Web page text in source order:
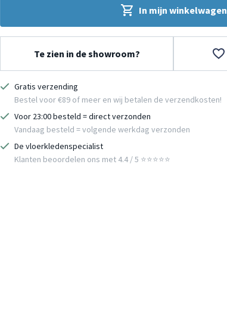
In mijn winkelwagen
Te zien in de showroom?
Gratis verzending
Bestel voor €89 of meer en wij betalen de verzendkosten!
Voor 23:00 besteld = direct verzonden
Vandaag besteld = volgende werkdag verzonden
De vloerkledenspecialist
Klanten beoordelen ons met 4.4 / 5 ⭐⭐⭐⭐⭐